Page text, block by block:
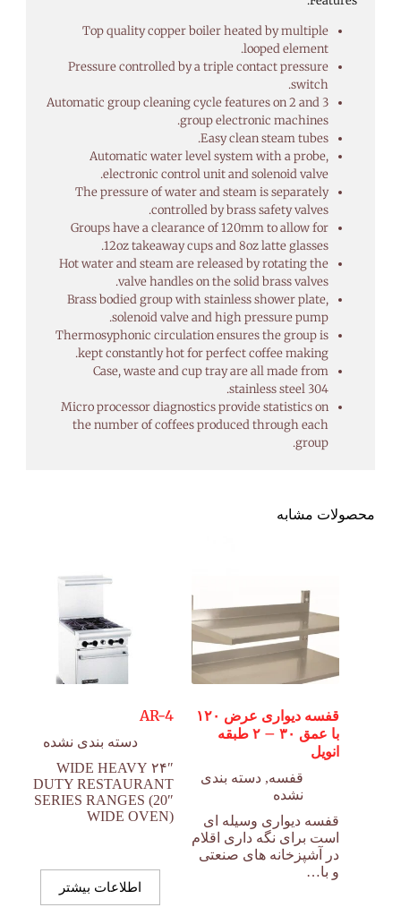
Top quality copper boiler heated by multiple
looped element.
Pressure controlled by a triple contact pressure
switch.
Automatic group cleaning cycle features on 2 and 3
group electronic machines.
Easy clean steam tubes.
Automatic water level system with a probe,
electronic control unit and solenoid valve.
The pressure of water and steam is separately
controlled by brass safety valves.
Groups have a clearance of 120mm to allow for
12oz takeaway cups and 8oz latte glasses.
Hot water and steam are released by rotating the
valve handles on the solid brass valves.
Brass bodied group with stainless shower plate,
solenoid valve and high pressure pump.
Thermosyphonic circulation ensures the group is
kept constantly hot for perfect coffee making.
Case, waste and cup tray are all made from
stainless steel 304.
Micro processor diagnostics provide statistics on
the number of coffees produced through each
group.
محصولات مشابه
قفسه دیواری عرض ۱۲۰
با عمق ۳۰ – ۲ طبقه
انویل
قفسه, دسته بندی
نشده
قفسه دیواری وسیله ای
است برای نگه داری اقلام
در آشپزخانه های صنعتی
و با…
AR-4
دسته بندی نشده
۲۴″ WIDE HEAVY
DUTY RESTAURANT
SERIES RANGES (20″
WIDE OVEN)
اطلاعات بیشتر